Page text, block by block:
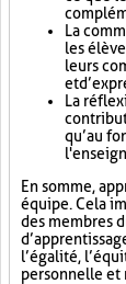
La
les
leurs
et
La
qu’au
En somme,
équipe. Cela
des membres
l’égalité,
personnelle et